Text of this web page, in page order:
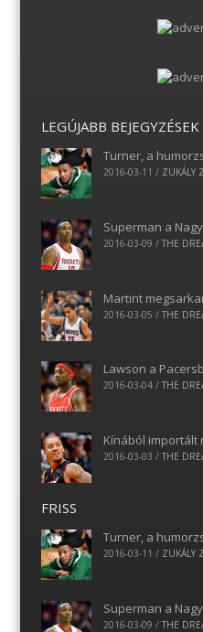
LEGÚJABB BEJEGYZÉSEK
Turner, a
2016-03-11 / ZUKÁLY
Superman a
2016-03-09 / THE
Martint
2016-03-05 / THE
Lawson a
2016-03-04/ THE
Kínából importált
2016-03-03 / THE
FRISS
Turner, a
2016-03-11 / ZUKÁLY
Superman a
2016-03-09 / THE